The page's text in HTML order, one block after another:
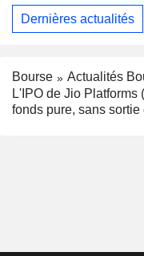
Dernières actualités
Bourse
Actualités
L'IPO de Jio
fonds pure, sans